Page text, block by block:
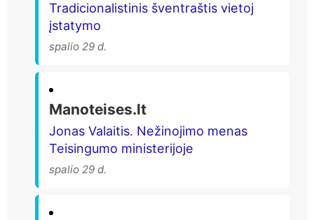
Tradicionalistinis šventraštis vietoj
įstatymo
spalio 29 d.
Manoteises.lt
Jonas Valaitis. Nežinojimo menas
Teisingumo ministerijoje
spalio 29 d.